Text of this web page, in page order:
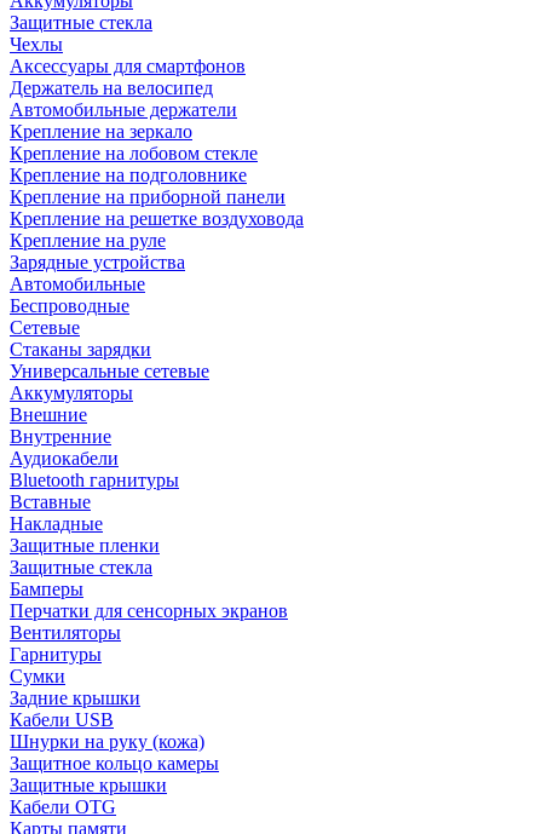
Защитные стекла
Чехлы
Аксессуары для смартфонов
Держатель на велосипед
Автомобильные держатели
Крепление на зеркало
Крепление на лобовом стекле
Крепление на подголовнике
Крепление на приборной панели
Крепление на решетке воздуховода
Крепление на руле
Зарядные устройства
Автомобильные
Беспроводные
Сетевые
Стаканы зарядки
Универсальные сетевые
Аккумуляторы
Внешние
Внутренние
Аудиокабели
Bluetooth гарнитуры
Вставные
Накладные
Защитные пленки
Защитные стекла
Бамперы
Перчатки для сенсорных экранов
Вентиляторы
Гарнитуры
Сумки
Задние крышки
Кабели USB
Шнурки на руку (кожа)
Защитное кольцо камеры
Защитные крышки
Кабели OTG
Карты памяти